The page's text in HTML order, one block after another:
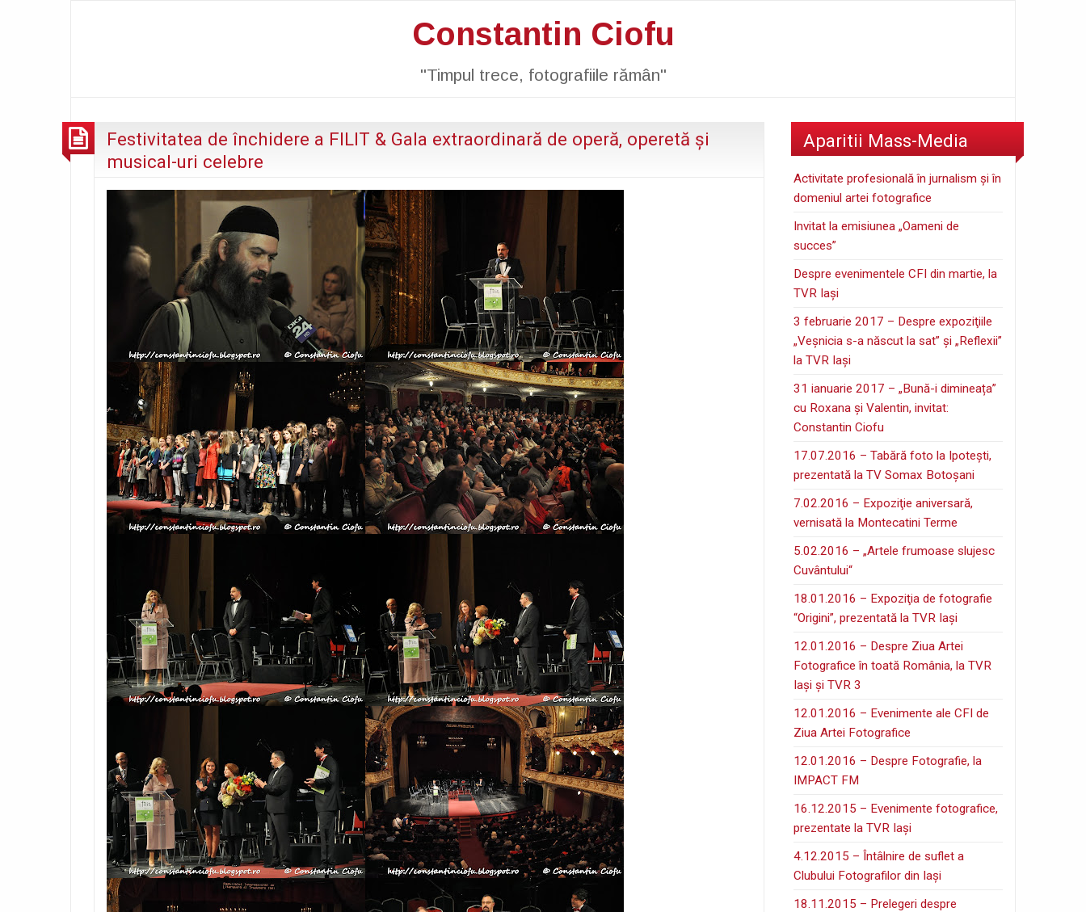
Constantin Ciofu
"Timpul trece, fotografiile rămân"
Festivitatea de închidere a FILIT & Gala extraordinară de operă, operetă și
musical-uri celebre
Aparitii Mass-Media
Activitate profesională în jurnalism şi în
domeniul artei fotografice
Invitat la emisiunea „Oameni de
succes”
Despre evenimentele CFI din martie, la
TVR Iaşi
3 februarie 2017 – Despre expoziţiile
„Veşnicia s-a născut la sat” şi „Reflexii”
la TVR Iaşi
31 ianuarie 2017 – „Bună-i dimineața”
cu Roxana și Valentin, invitat:
Constantin Ciofu
17.07.2016 – Tabără foto la Ipoteşti,
prezentată la TV Somax Botoşani
7.02.2016 – Expoziţie aniversară,
vernisată la Montecatini Terme
5.02.2016 – „Artele frumoase slujesc
Cuvântului“
18.01.2016 – Expoziţia de fotografie
“Origini”, prezentată la TVR Iaşi
12.01.2016 – Despre Ziua Artei
Fotografice în toată România, la TVR
Iaşi şi TVR 3
12.01.2016 – Evenimente ale CFI de
Ziua Artei Fotografice
12.01.2016 – Despre Fotografie, la
IMPACT FM
16.12.2015 – Evenimente fotografice,
prezentate la TVR Iaşi
4.12.2015 – Întâlnire de suflet a
Clubului Fotografilor din Iaşi
18.11.2015 – Prelegeri despre